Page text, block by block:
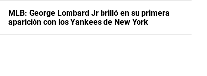
MLB: George Lombard Jr brilló en su primera
aparición con los Yankees de New York